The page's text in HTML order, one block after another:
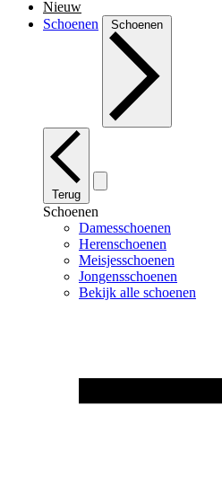
Nieuw
Schoenen
Schoenen
Terug
Schoenen
Damesschoenen
Herenschoenen
Meisjesschoenen
Jongensschoenen
Bekijk alle schoenen